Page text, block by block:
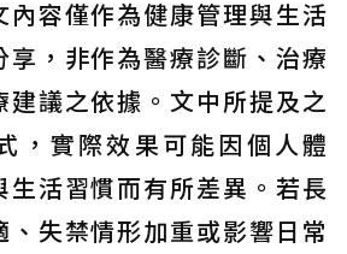
內容僅作為健康管理與生活
享，非作為醫療診斷、治療
建議之依據。文中所提及之
，實際效果可能因個人體
生活習慣而有所差異。若長
、失禁情形加重或影響日常